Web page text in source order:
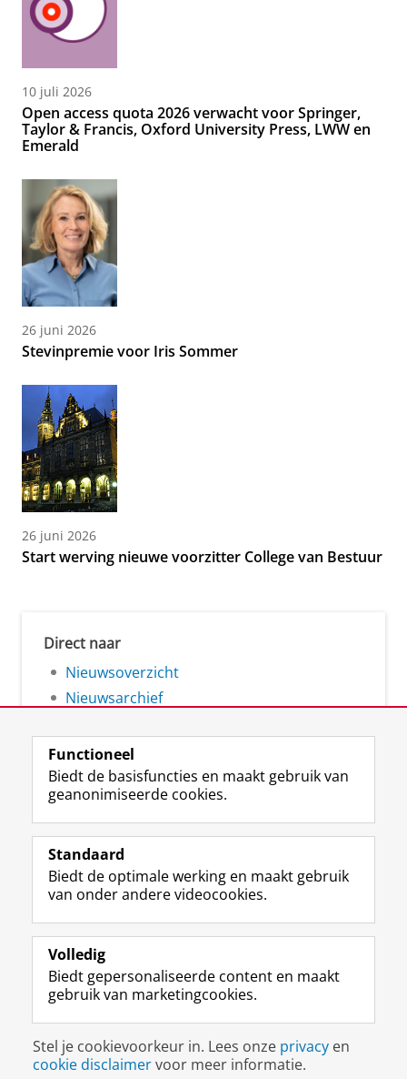
10 juli 2026
Open access quota 2026 verwacht voor Springer,
Taylor & Francis, Oxford University Press, LWW en
Emerald
26 juni 2026
Stevinpremie voor Iris Sommer
26 juni 2026
Start werving nieuwe voorzitter College van Bestuur
Direct naar
Nieuwsoverzicht
Nieuwsarchief
Volg de RUG
F
a
e
b
o
p
a
i
n
a
L
i
k
e
I
-
p
g
i
n
R
S
-
f
e
R
k
s
u
I
n
t
r
m
c
c
o
Y
o
T
e
k
a
a
Studiekiezers
Alumni
Over ons
Disclaimer & Copyright
Inloggen
Functioneel
Biedt de basisfuncties en maakt gebruik van
geanonimiseerde cookies.
Standaard
Biedt de optimale werking en maakt gebruik
van onder andere videocookies.
Volledig
Biedt gepersonaliseerde content en maakt
gebruik van marketingcookies.
Stel je cookievoorkeur in. Lees onze privacy en
cookie disclaimervoor meer informatie.